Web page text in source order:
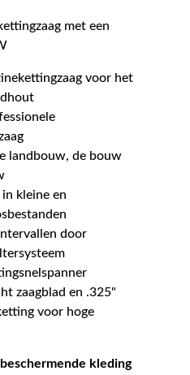
met een
voor het
landbouw, de bouw
kleine en
door
zaagblad en .325"
voor hoge
kleding